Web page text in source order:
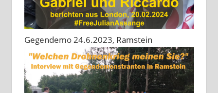
Gegendemo 24.6.2023, Ramstein